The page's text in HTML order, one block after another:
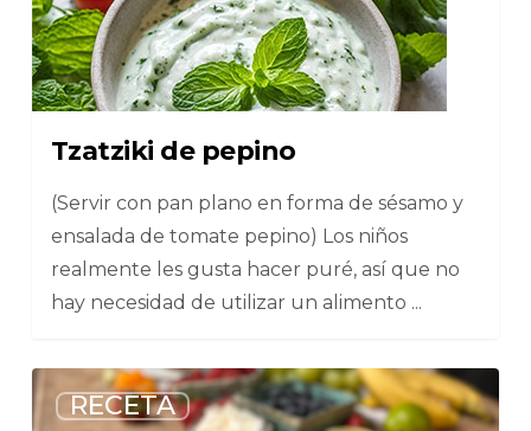
Tzatziki de pepino
(Servir con pan plano en forma de sésamo y
ensalada de tomate pepino) Los niños
realmente les gusta hacer puré, así que no
hay necesidad de utilizar un alimento ...
RECETA
6